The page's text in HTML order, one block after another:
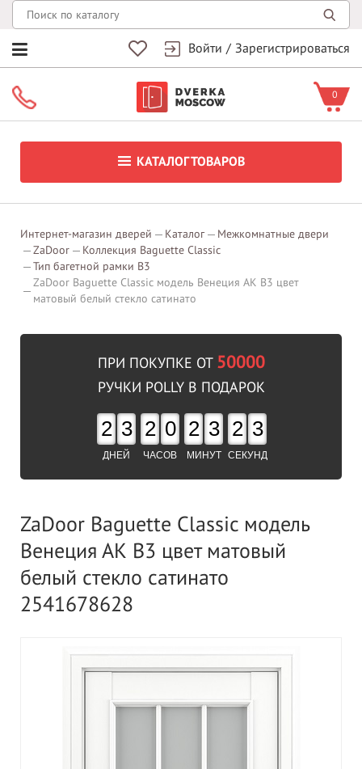
Войти / Зарегистрироваться
0
КАТАЛОГ ТОВАРОВ
Интернет-магазин дверей Каталог
Межкомнатные двери
ZaDoor
Коллекция Baguette Classic
Тип багетной рамки В3
ZaDoor Baguette Classic модель Венеция АК В3 цвет
матовый белый стекло сатинато
ПРИ ПОКУПКЕ ОТ 50000
РУЧКИ POLLY В ПОДАРОК
2 3
ДНЕЙ
2 0
ЧАСОВ
2 3
МИНУТ
2 3
СЕКУНД
ZaDoor Baguette Classic модель
Венеция АК В3 цвет матовый
белый стекло сатинато
2541678628